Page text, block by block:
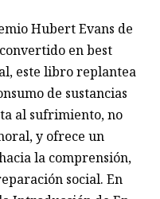
Hubert Evans de
en best
este libro replantea
de sustancias
al sufrimiento, no
y ofrece un
la comprensión,
social. En